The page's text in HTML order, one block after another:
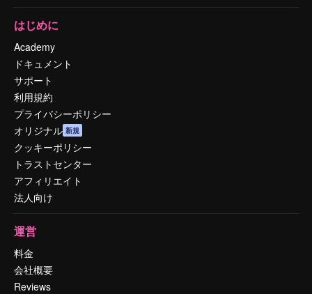
はじめに
Academy
ドキュメント
サポート
利用規約
プライバシーポリシー
オリジナル 新規
クッキーポリシー
トラストセンター
アフィリエイト
法人向け
運営
料金
会社概要
Reviews